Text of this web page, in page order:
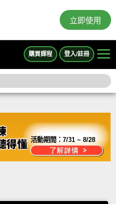
立即使用
購買課程 登入/註冊
活動期間：7/31 ~ 8/28